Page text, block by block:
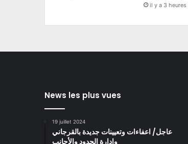
il y a 3 heures
News les plus vues
19 juillet 2024
عاجل/ اعفاءات وتعيينات جديدة بالقرجاني
وادارة الحدود والأجانب